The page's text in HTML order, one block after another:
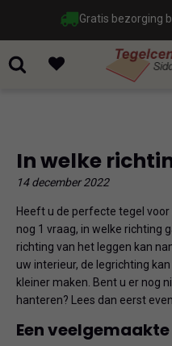
Gratis bezorging
In welke
14 december 2022
Heeft u de perfecte tegel
nog 1 vraag, in welke richting
richting van het leggen kan
uw interieur, de legrichting
kleiner maken. Bent u er nog
hanteren? Lees dan eerst
Een